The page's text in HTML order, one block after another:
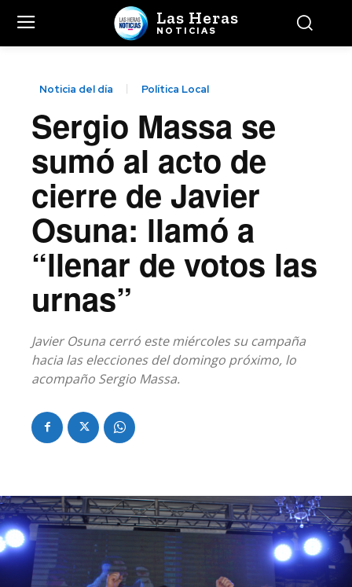
Las Heras
NOTICIAS
Noticia del día Política Local
Sergio Massa se
sumó al acto de
cierre de Javier
Osuna: llamó a
“llenar de votos las
urnas”
Javier Osuna cerró este miércoles su campaña
hacia las elecciones del domingo próximo, lo
acompaño Sergio Massa.